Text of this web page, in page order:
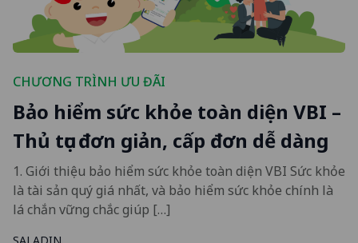
CHƯƠNG TRÌNH ƯU ĐÃI
Bảo hiểm sức khỏe toàn diện VBI –
Thủ tục đơn giản, cấp đơn dễ dàng
1. Giới thiệu bảo hiểm sức khỏe toàn diện VBI Sức khỏe
là tài sản quý giá nhất, và bảo hiểm sức khỏe chính là
lá chắn vững chắc giúp […]